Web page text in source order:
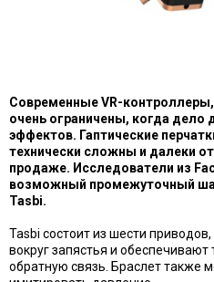
Современные VR-контроллеры,
очень ограничены, когда дело
эффектов. Гаптические
технически сложны и далеки
продаже. Исследователи из
возможный промежуточный
Tasbi.
Tasbi состоит из шести
вокруг запястья и
обратную связь. Браслет также